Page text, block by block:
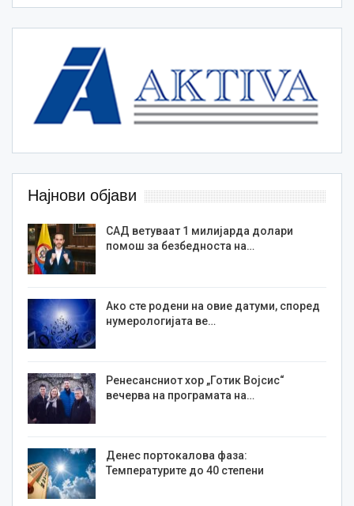
Најнови објави
САД ветуваат 1 милијарда долари
помош за безбедноста на…
Ако сте родени на овие датуми, според
нумерологијата ве…
Ренесансниот хор „Готик Војсис“
вечерва на програмата на…
Денес портокалова фаза:
Температурите до 40 степени